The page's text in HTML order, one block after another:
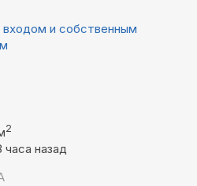
и собственным
2
назад